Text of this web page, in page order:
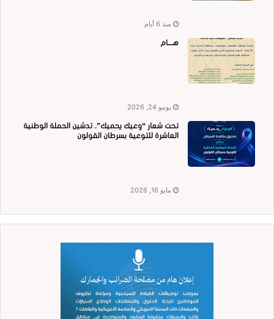
منذ 6 أيام
هــــام
يونيو 24, 2026
تحت شعار “وعيك يحميك”.. تدشين الحملة الوطنية
العاشرة للتوعية بسرطان القولون
مايو 16, 2026